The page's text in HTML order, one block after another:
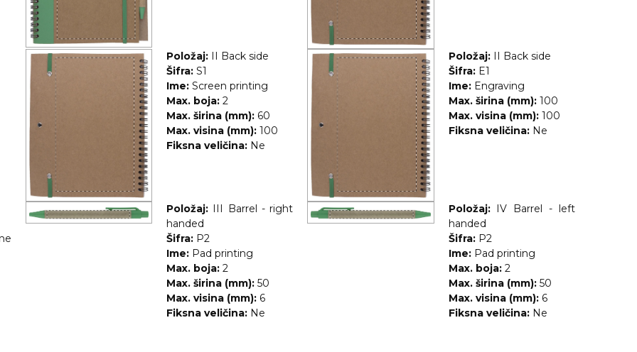
Položaj: II Back side
Šifra: S1
Ime: Screen printing
Max. boja: 2
Max. širina (mm): 60
Max. visina (mm): 100
Fiksna veličina: Ne
Položaj: II Back side
Šifra: E1
Ime: Engraving
Max. širina (mm): 100
Max. visina (mm): 100
Fiksna veličina: Ne
Položaj: III Barrel - right
handed
Šifra: P2
Ime: Pad printing
Max. boja: 2
Max. širina (mm): 50
Max. visina (mm): 6
Fiksna veličina: Ne
Položaj: IV Barrel - left
handed
Šifra: P2
Ime: Pad printing
Max. boja: 2
Max. širina (mm): 50
Max. visina (mm): 6
Fiksna veličina: Ne